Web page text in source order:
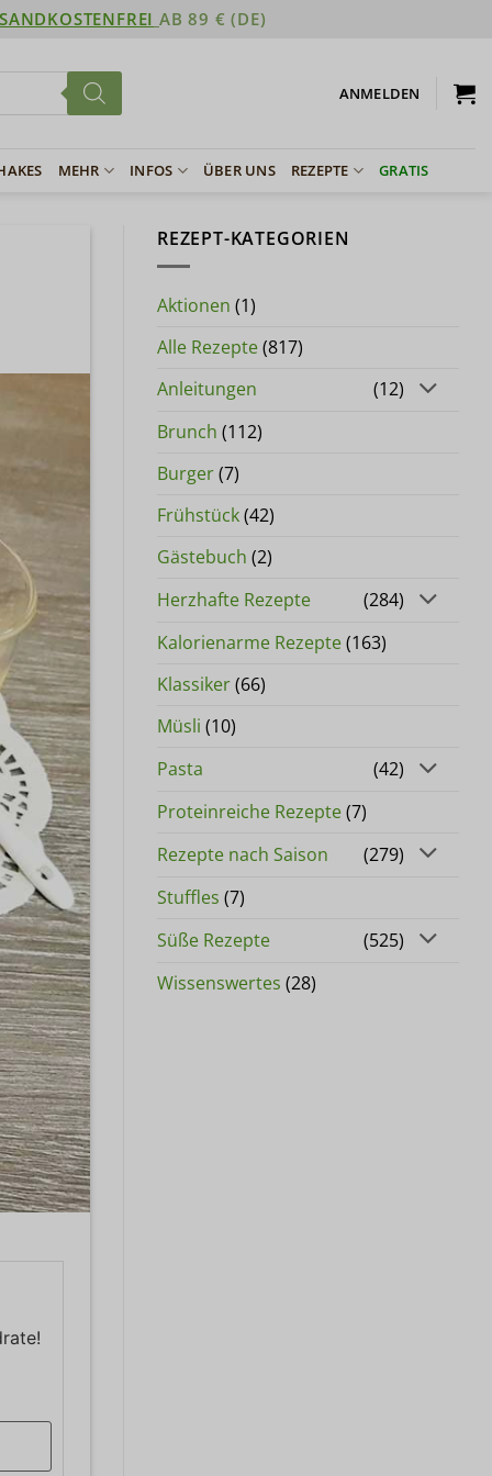
AB 89 € (DE)
ANMELDEN
MEHR INFOS ÜBER UNS REZEPTE GRATIS
REZEPT-KATEGORIEN
Aktionen (1)
Alle Rezepte(817)
Anleitungen
(12)
Brunch (112)
Burger(7)
Frühstück(42)
Gästebuch (2)
Herzhafte Rezepte
(284)
Kalorienarme Rezepte(163)
Klassiker(66)
Müsli (10)
Pasta
(42)
Proteinreiche Rezepte(7)
Rezepte nach Saison
(279)
Stuffles (7)
Süße Rezepte
(525)
Wissenswertes (28)